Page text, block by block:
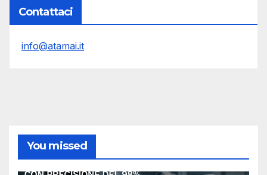
Contattaci
info@atamai.it
You missed